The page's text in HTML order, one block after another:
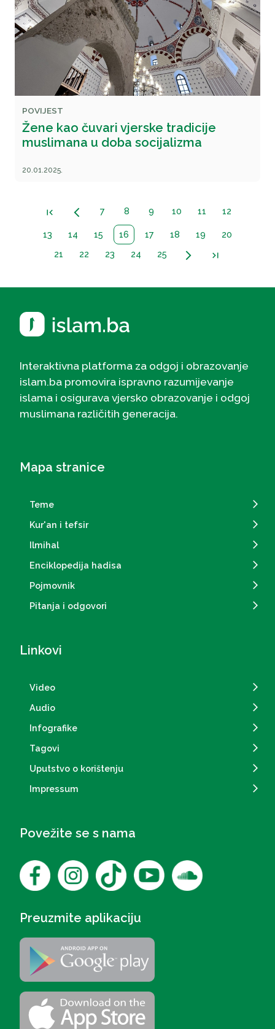
POVIJEST
Žene kao čuvari vjerske tradicije
muslimana u doba socijalizma
20.01.2025.
first_page arrow_back_ios_new 7 8 9 10 11 12
13 14 15 16 17 18 19
20
21
22 23 24 25 arrow_forward_ios last_page
Interaktivna platforma za odgoj i obrazovanje
islam.ba promovira ispravno razumijevanje
islama i osigurava vjersko obrazovanje i odgoj
muslimana različitih generacija.
Mapa stranice
Teme
Kur'an i tefsir
Ilmihal
Enciklopedija hadisa
Pojmovnik
Pitanja i odgovori
Linkovi
Video
Audio
Infografike
Tagovi
Uputstvo o korištenju
Impressum
Povežite se s nama
Preuzmite aplikaciju